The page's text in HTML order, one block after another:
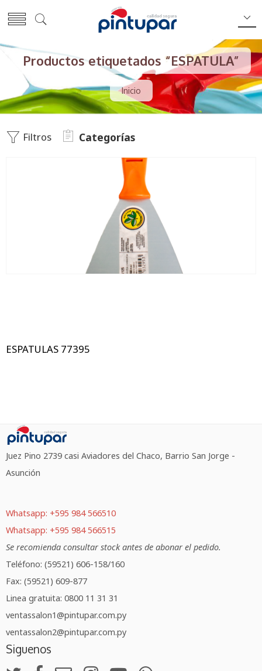
Productos etiquetados “ESPATULA”
Inicio
Filtros Categorías
ESPATULAS 77395
Juez Pino 2739 casi Aviadores del Chaco, Barrio San Jorge -
Asunción
Whatsapp: +595 984 566510
Whatsapp: +595 984 566515
Se recomienda consultar stock antes de abonar el pedido.
Teléfono: (59521) 606-158/160
Fax: (59521) 609-877
Linea gratuita: 0800 11 31 31
ventassalon1@pintupar.com.py
ventassalon2@pintupar.com.py
Siguenos